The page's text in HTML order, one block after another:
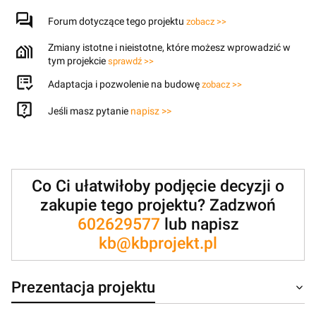
Forum dotyczące tego projektu zobacz >>
Zmiany istotne i nieistotne, które możesz wprowadzić w
tym projekcie sprawdź >>
Adaptacja i pozwolenie na budowę zobacz >>
Jeśli masz pytanie napisz >>
Co Ci ułatwiłoby podjęcie decyzji o
zakupie tego projektu? Zadzwoń
602629577lub napisz
kb@kbprojekt.pl
Prezentacja projektu